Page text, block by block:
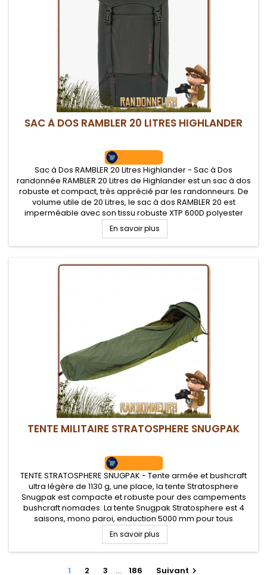
SAC À DOS RAMBLER 20 LITRES HIGHLANDER
Sac à Dos RAMBLER 20 Litres Highlander - Sac à Dos
randonnée RAMBLER 20 Litres de Highlander est un sac à dos
robuste et compact, très apprécié par les randonneurs. De
volume utile de 20 Litres, le sac à dos RAMBLER 20 est
imperméable avec son tissu robuste XTP 600D polyester
enduction PVC
En savoir plus
TENTE MILITAIRE STRATOSPHERE SNUGPAK
TENTE STRATOSPHERE SNUGPAK - Tente armée et bushcraft
ultra légère de 1130 g, une place, la tente Stratosphere
Snugpak est compacte et robuste pour des campements
bushcraft nomades. La tente Snugpak Stratosphere est 4
saisons, mono paroi, enduction 5000 mm pour tous
campements nature survie bushcraft
En savoir plus
1 2 3 … 186 Suivant 